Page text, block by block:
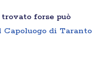
forse può
Capoluogo di Taranto